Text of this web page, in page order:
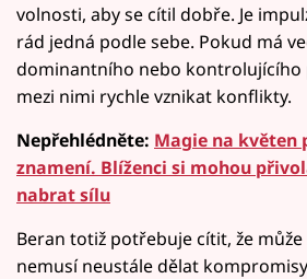
volnosti, aby se cítil dobře. Je
rád jedná podle sebe. Pokud má
dominantního nebo kontrolujícího
mezi nimi rychle vznikat konflikty.
Nepřehlédněte: Magie na květen
znamení. Blíženci si mohou
nabrat sílu
Beran totiž potřebuje cítit, že
nemusí neustále dělat